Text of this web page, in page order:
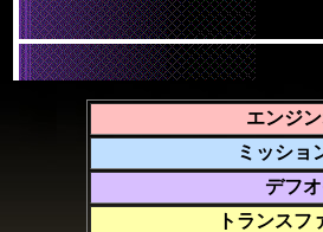
エンジ
ミッショ
デフ
トランスフ